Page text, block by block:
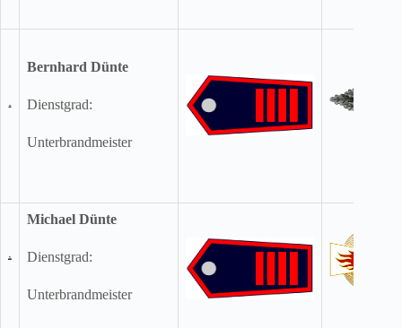
Bernhard Dünte
Dienstgrad:
Unterbrandmeister
Michael Dünte
Dienstgrad:
Unterbrandmeister